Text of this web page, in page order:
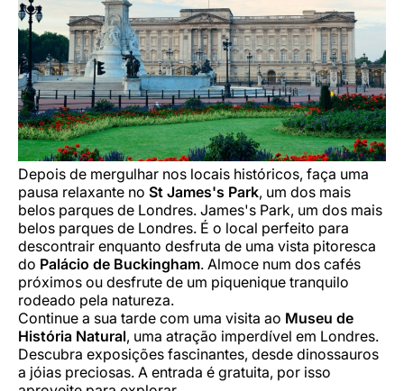
Depois de mergulhar nos locais históricos, faça uma
pausa relaxante no St James's Park, um dos mais
belos parques de Londres. James's Park, um dos mais
belos parques de Londres. É o local perfeito para
descontrair enquanto desfruta de uma vista pitoresca
do Palácio de Buckingham. Almoce num dos cafés
próximos ou desfrute de um piquenique tranquilo
rodeado pela natureza.
Continue a sua tarde com uma visita ao Museu de
História Natural, uma atração imperdível em Londres.
Descubra exposições fascinantes, desde dinossauros
a jóias preciosas. A entrada é gratuita, por isso